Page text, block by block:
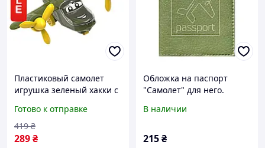
Пластиковый самолет
игрушка зеленый хакки с
пропеллерами
двухмоторный 27 5x24x12
Готово к отправке
289₴
419 ₴
Обложка на паспорт
"Самолет" для него.
В наличии
215₴